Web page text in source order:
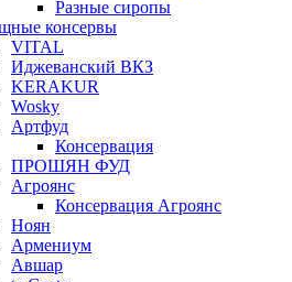
Разные сиропы
консервы
VITAL
Иджеванский ВКЗ
KERAKUR
Wosky
Артфуд
Консервация
ПРОШЯН ФУД
Агроянс
Консервация Агроянс
Ноян
Армениум
Авшар